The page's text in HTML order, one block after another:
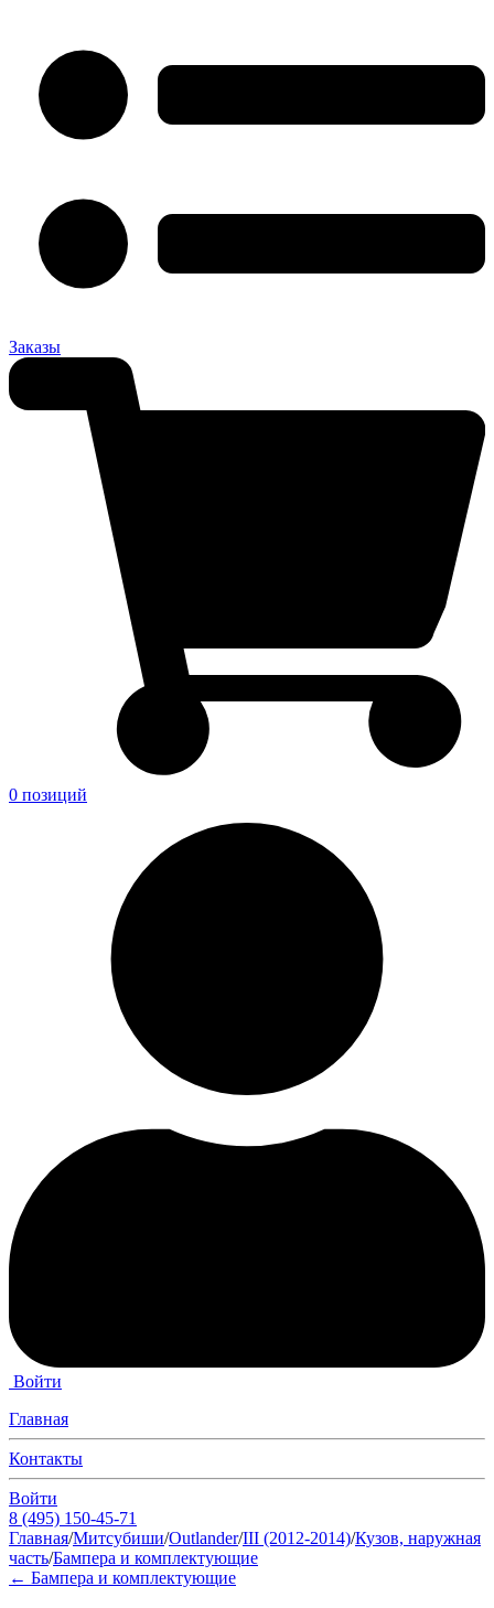
Заказы
0 позиций
Войти
Главная
Контакты
Войти
8 (495) 150-45-71
Главная/Митсубиши/Outlander/III (2012-2014)/Кузов, наружная
часть/Бампера и комплектующие
← Бампера и комплектующие